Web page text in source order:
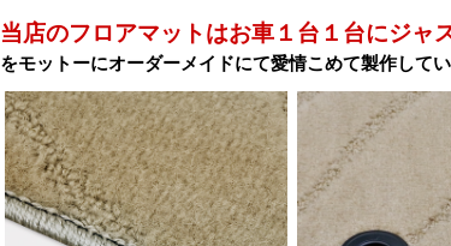
当店のフロアマットはお車１台１台にジャ
をモットーにオーダーメイドにて愛情こめて製作してい